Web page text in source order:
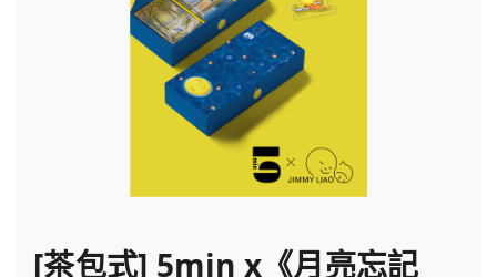
[茶包式] 5min x《月亮忘記